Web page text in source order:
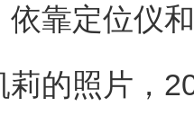
依靠定位仪
莉的照片，